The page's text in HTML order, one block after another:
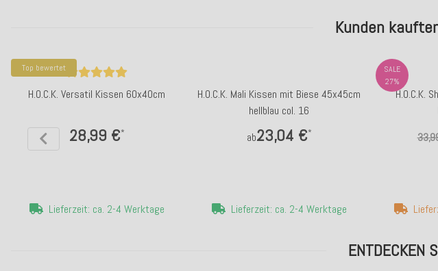
Kunden
Top bewertet
H.O.C.K. Versatil Kissen 60x40cm
28,99 €*
Lieferzeit: ca. 2-4 Werktage
H.O.C.K. Mali Kissen mit Biese 45x45cm
hellblau col. 16
ab23,04 €*
Lieferzeit: ca. 2-4 Werktage
SALE
27%
H.O.C.K.
ENTDECKEN